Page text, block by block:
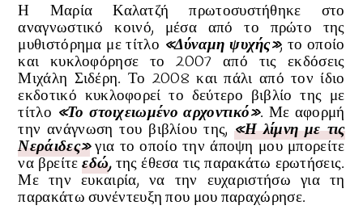
Η Μαρία Καλατζή πρωτοσυστήθηκε στο
αναγνωστικό κοινό, μέσα από το πρώτο της
μυθιστόρημα με τίτλο «Δύναμη ψυχής», το οποίο
και κυκλοφόρησε το 2007 από τις εκδόσεις
Μιχάλη Σιδέρη. Το 2008 και πάλι από τον ίδιο
εκδοτικό κυκλοφορεί το δεύτερο βιβλίο της με
τίτλο «Το στοιχειωμένο αρχοντικό». Με αφορμή
την ανάγνωση του βιβλίου της,«Η λίμνη με τις
Νεράιδες» για το οποίο την άποψη μου μπορείτε
να βρείτεεδώ,της έθεσα τις παρακάτω ερωτήσεις.
Με την ευκαιρία, να την ευχαριστήσω για τη
παρακάτω συνέντευξη που μου παραχώρησε.